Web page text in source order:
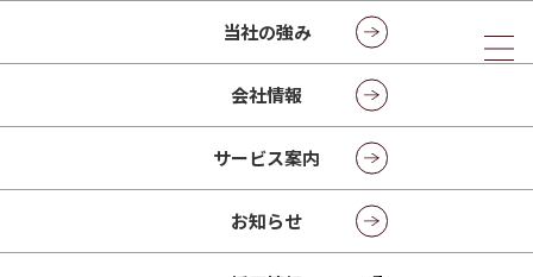
当社の強み
会社情報
サービス案内
お知らせ
お問い合わせ